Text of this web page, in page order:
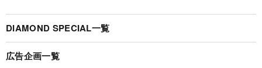
DIAMOND SPECIAL一覧
広告企画一覧